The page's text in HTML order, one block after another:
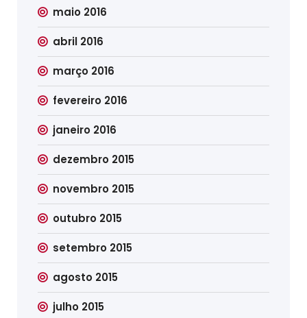
maio 2016
abril 2016
março 2016
fevereiro 2016
janeiro 2016
dezembro 2015
novembro 2015
outubro 2015
setembro 2015
agosto 2015
julho 2015